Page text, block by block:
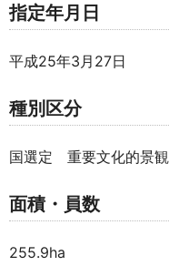
指定年月日
平成25年3月27日
種別区分
国選定 重要文化的景観
面積・員数
255.9ha